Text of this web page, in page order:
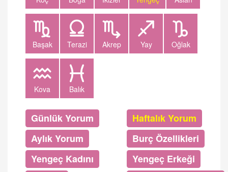
Başak Terazi Akrep Yay Oğlak
Kova Balık
Günlük Yorum
Haftalık Yorum
Aylık Yorum
Burç Özellikleri
Yengeç Kadını
Yengeç Erkeği